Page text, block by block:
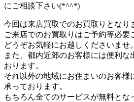
にご相談下さい(*^^*)
今回は来店買取でのお買取りとなり
ご来店でのお買取りはご予約等必要
どうぞお気軽にお越しくださいませ。
また、都内近郊のお客様には便利な
おります。
それ以外の地域にお住まいのお客様
承っております。
もちろん全てのサービスが無料とな